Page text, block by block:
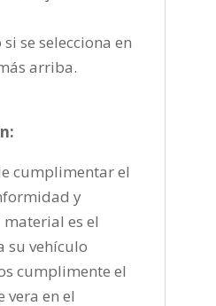
se selecciona en
arriba.
cumplimentar el
y
es el
su vehículo
cumplimente el
en el